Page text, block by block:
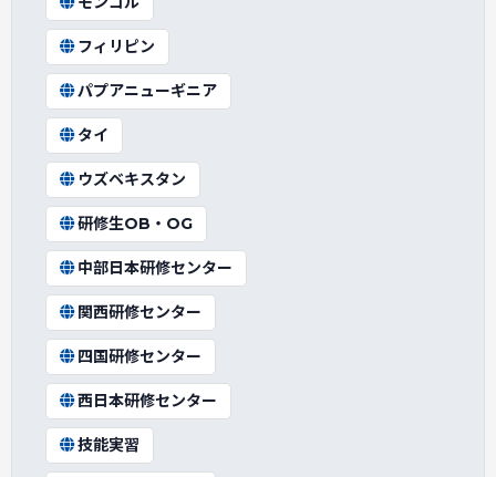
フィリピン
パプアニューギニア
タイ
ウズベキスタン
研修生OB・OG
中部日本研修センター
関西研修センター
四国研修センター
西日本研修センター
技能実習